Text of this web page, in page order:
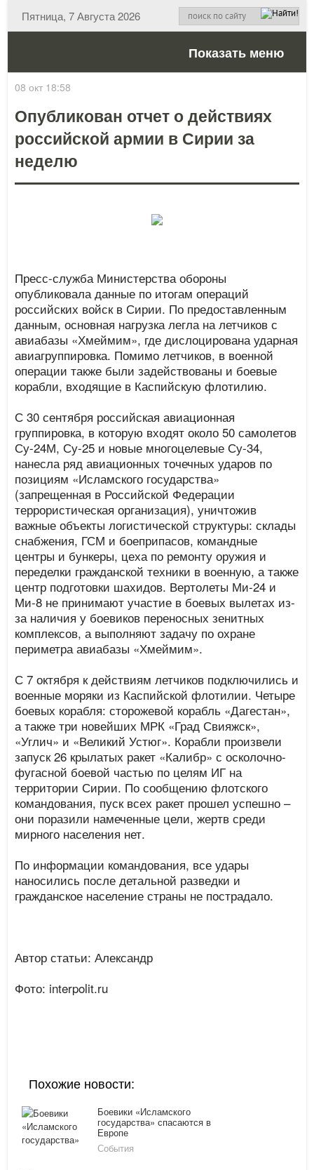
Пятница, 7 Августа 2026
Показать меню
08 окт 18:58
Опубликован отчет о действиях
российской армии в Сирии за
неделю
Пресс-служба Министерства обороны
опубликовала данные по итогам операций
российских войск в Сирии. По предоставленным
данным, основная нагрузка легла на летчиков с
авиабазы «Хмеймим», где дислоцирована ударная
авиагруппировка. Помимо летчиков, в военной
операции также были задействованы и боевые
корабли, входящие в Каспийскую флотилию.
С 30 сентября российская авиационная
группировка, в которую входят около 50 самолетов
Су-24М, Су-25 и новые многоцелевые Су-34,
нанесла ряд авиационных точечных ударов по
позициям «Исламского государства»
(запрещенная в Российской Федерации
террористическая организация), уничтожив
важные объекты логистической структуры: склады
снабжения, ГСМ и боеприпасов, командные
центры и бункеры, цеха по ремонту оружия и
переделки гражданской техники в военную, а также
центр подготовки шахидов. Вертолеты Ми-24 и
Ми-8 не принимают участие в боевых вылетах из-
за наличия у боевиков переносных зенитных
комплексов, а выполняют задачу по охране
периметра авиабазы «Хмеймим».
С 7 октября к действиям летчиков подключились и
военные моряки из Каспийской флотилии. Четыре
боевых корабля: сторожевой корабль «Дагестан»,
а также три новейших МРК «Град Свияжск»,
«Углич» и «Великий Устюг». Корабли произвели
запуск 26 крылатых ракет «Калибр» с осколочно-
фугасной боевой частью по целям ИГ на
территории Сирии. По сообщению флотского
командования, пуск всех ракет прошел успешно –
они поразили намеченные цели, жертв среди
мирного населения нет.
По информации командования, все удары
наносились после детальной разведки и
гражданское население страны не пострадало.
Автор статьи: Александр
Фото: interpolit.ru
Похожие новости:
Боевики «Исламского
государства» спасаются в
Европе
События